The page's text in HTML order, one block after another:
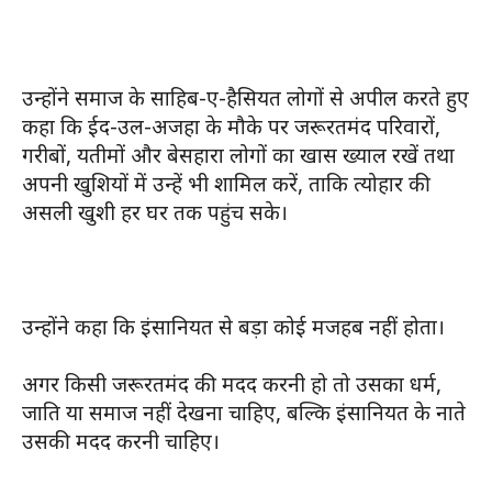
उन्होंने समाज के साहिब-ए-हैसियत लोगों से अपील करते हुए
कहा कि ईद-उल-अजहा के मौके पर जरूरतमंद परिवारों,
गरीबों, यतीमों और बेसहारा लोगों का खास ख्याल रखें तथा
अपनी खुशियों में उन्हें भी शामिल करें, ताकि त्योहार की
असली खुशी हर घर तक पहुंच सके।
उन्होंने कहा कि इंसानियत से बड़ा कोई मजहब नहीं होता।
अगर किसी जरूरतमंद की मदद करनी हो तो उसका धर्म,
जाति या समाज नहीं देखना चाहिए, बल्कि इंसानियत के नाते
उसकी मदद करनी चाहिए।